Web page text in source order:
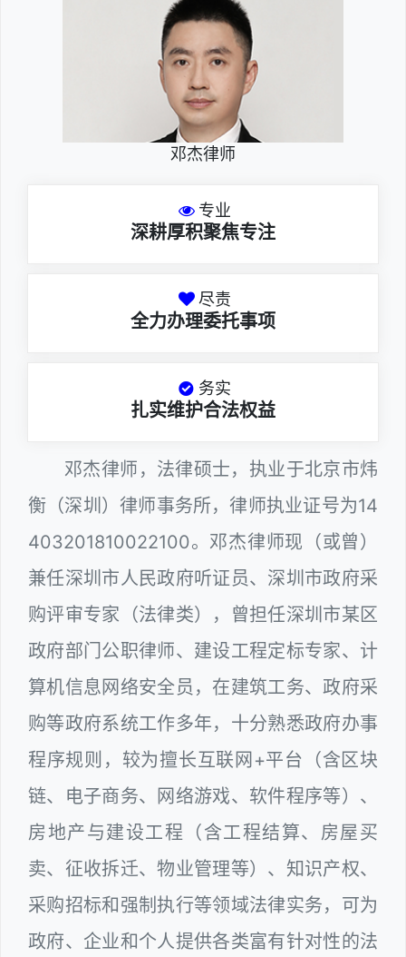
邓杰律师
专业
深耕厚积聚焦专注
尽责
全力办理委托事项
务实
扎实维护合法权益
邓杰律师，法律硕士，执业于北京市炜
衡（深圳）律师事务所，律师执业证号为14
403201810022100。邓杰律师现（或曾）
兼任深圳市人民政府听证员、深圳市政府采
购评审专家（法律类），曾担任深圳市某区
政府部门公职律师、建设工程定标专家、计
算机信息网络安全员，在建筑工务、政府采
购等政府系统工作多年，十分熟悉政府办事
程序规则，较为擅长互联网+平台（含区块
链、电子商务、网络游戏、软件程序等）、
房地产与建设工程（含工程结算、房屋买
卖、征收拆迁、物业管理等）、知识产权、
采购招标和强制执行等领域法律实务，可为
政府、企业和个人提供各类富有针对性的法